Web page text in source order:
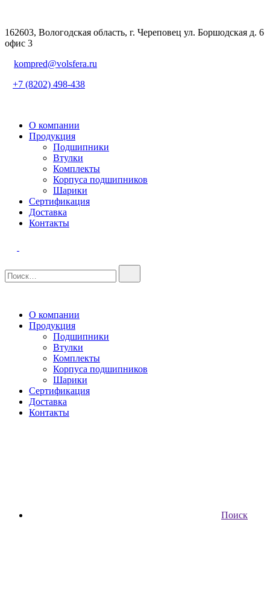
162603, Вологодская область, г. Череповец ул. Боршодская д. 6
офис 3
kompred@volsfera.ru
+7 (8202) 498-438
О компании
Продукция
Подшипники
Втулки
Комплекты
Корпуса подшипников
Шарики
Сертификация
Доставка
Контакты
О компании
Продукция
Подшипники
Втулки
Комплекты
Корпуса подшипников
Шарики
Сертификация
Доставка
Контакты
Поиск